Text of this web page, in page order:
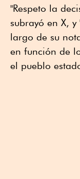
"Respeto la
subrayó en X,
largo de su
en función de
el pueblo